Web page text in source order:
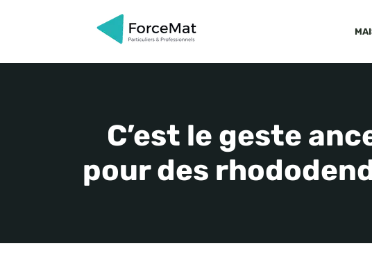
C’est le geste
pour des